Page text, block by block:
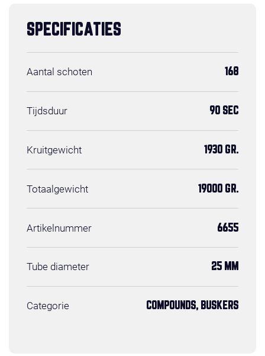
SPECIFICATIES
Aantal schoten 168
Tijdsduur 90 SEC
Kruitgewicht 1930 GR.
Totaalgewicht 19000 GR.
Artikelnummer 6655
Tube diameter 25 MM
Categorie COMPOUNDS, BUSKERS